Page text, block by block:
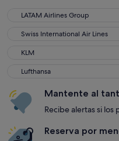
LATAM Airlines Group
LATAM Airlines Group
Swiss International Air Lines
Swiss International Air Lines
KLM
KLM
Lufthansa
Lufthansa
Mantente al
Recibe alertas si
Reserva por